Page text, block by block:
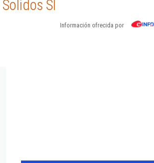
Sl
Información ofrecida por